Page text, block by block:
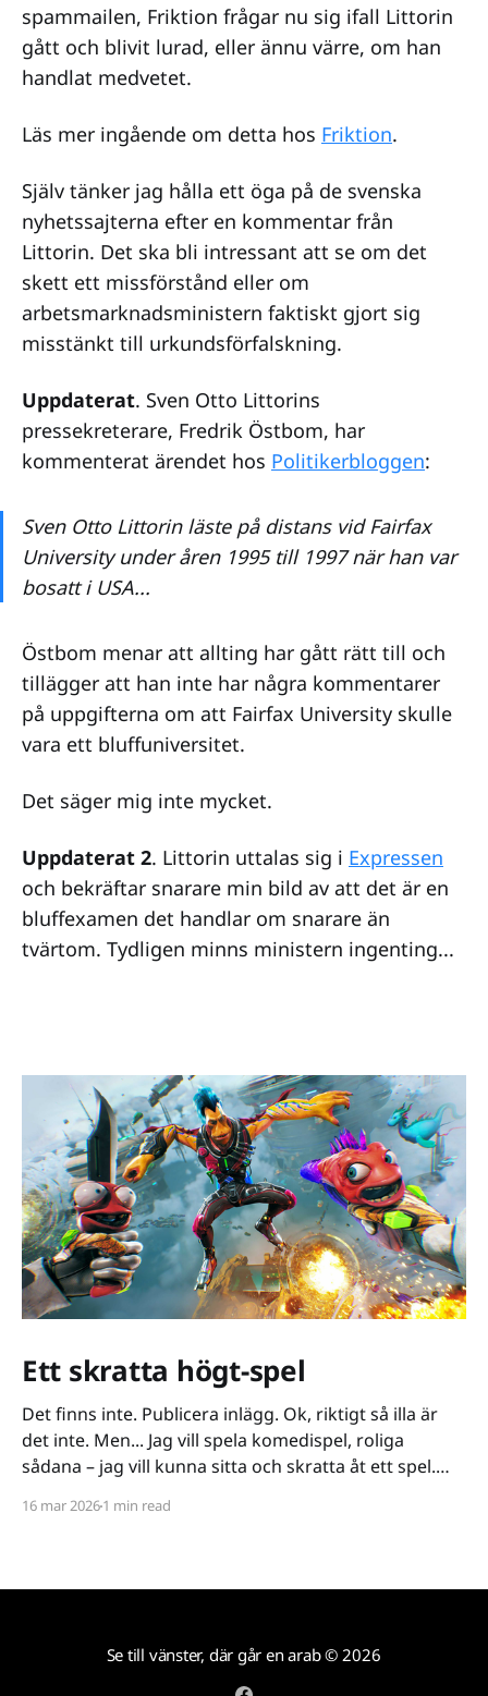
spammailen, Friktion frågar nu sig ifall Littorin
gått och blivit lurad, eller ännu värre, om han
handlat medvetet.
Läs mer ingående om detta hos Friktion.
Själv tänker jag hålla ett öga på de svenska
nyhetssajterna efter en kommentar från
Littorin. Det ska bli intressant att se om det
skett ett missförstånd eller om
arbetsmarknadsministern faktiskt gjort sig
misstänkt till urkundsförfalskning.
Uppdaterat. Sven Otto Littorins
pressekreterare, Fredrik Östbom, har
kommenterat ärendet hos Politikerbloggen:
Sven Otto Littorin läste på distans vid Fairfax
University under åren 1995 till 1997 när han var
bosatt i USA...
Östbom menar att allting har gått rätt till och
tillägger att han inte har några kommentarer
på uppgifterna om att Fairfax University skulle
vara ett bluffuniversitet.
Det säger mig inte mycket.
Uppdaterat 2. Littorin uttalas sig i Expressen
och bekräftar snarare min bild av att det är en
bluffexamen det handlar om snarare än
tvärtom. Tydligen minns ministern ingenting...
Ett skratta högt-spel
Det finns inte. Publicera inlägg. Ok, riktigt så illa är
det inte. Men... Jag vill spela komedispel, roliga
sådana – jag vill kunna sitta och skratta åt ett spel.
på ett kiss och bajs-spår eller så lutar de sig på
16 mar 20261 min read
Se till vänster, där går en arab© 2026